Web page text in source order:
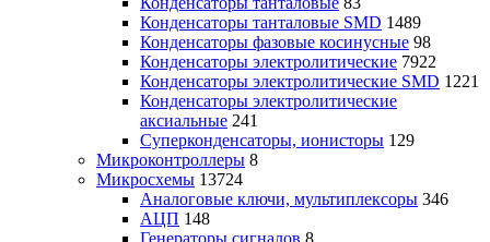
Конденсаторы танталовые SMD 1489
Конденсаторы фазовые косинусные 98
Конденсаторы электролитические 7922
Конденсаторы электролитические SMD 1221
Конденсаторы электролитические
аксиальные 241
Суперконденсаторы, ионисторы 129
Микроконтроллеры 8
Микросхемы 13724
Аналоговые ключи, мультиплексоры 346
АЦП 148
Генераторы сигналов 8